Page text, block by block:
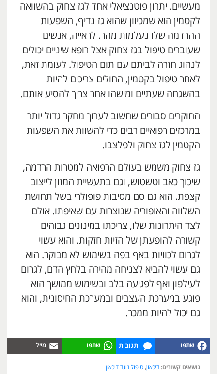
מעשיים. יתרון פוטנציאלי אחד לגז צחוק בהשוואה
לקטמין הוא שמכיוון שהוא גז נדיף, השפעות
ההרדמה שלו נעלמות מהר. לראייה, אנשים
שעוברים טיפול בגז צחוק אצל רופא שיניים יכולים
לנהוג חזרה לביתם עם תום הטיפול. לעומת זאת,
לאחר טיפול בקטמין, החולים צריכים להיות
בהשגחה שעתיים ומישהו אחר צריך להסיע אותם.
החוקרים סבורים שחשוב לערוך מחקר גדול יותר
במרכזים רפואיים רבים כדי להשוות את השפעות
הקטמין לגז צחוק ולפלצבו.
גז צחוק משמש בעולם הרפואה למטרות הרדמה,
שיכוך כאב וטשטוש, וגם בתעשיית המזון לייצוב
קצפת. הוא גם סם מסיבות פופולרי בשל תחושת
השלווה והאופוריה שנוצרות עם שאיפתו. אולם
לצד היתרונות שלו, צריכתו במינונים גבוהים
קשורה להופעתן של הזיות חזקות, והוא עשוי
לגרום לכוויות באף בפה בשימוש לא מבוקר. הוא
גם עשוי להביא לצניחה מהירה בלחץ הדם, לגרום
לעילפון ואף לפגיעה בלב ובשימוש ממושך הוא
פוגע במערכת העצבים ובמערכת החיסונית, והוא
גם יכול להיות ממכר.
תגובות
נושאים קשורים: דיכאון, טיפול נוגד דיכאון